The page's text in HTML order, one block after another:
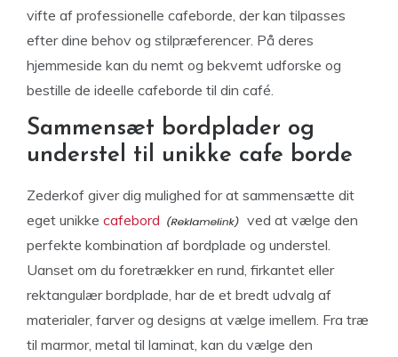
vifte af professionelle cafeborde, der kan tilpasses
efter dine behov og stilpræferencer. På deres
hjemmeside kan du nemt og bekvemt udforske og
bestille de ideelle cafeborde til din café.
Sammensæt bordplader og
understel til unikke cafe borde
Zederkof giver dig mulighed for at sammensætte dit
eget unikke cafebord
ved at vælge den
perfekte kombination af bordplade og understel.
Uanset om du foretrækker en rund, firkantet eller
rektangulær bordplade, har de et bredt udvalg af
materialer, farver og designs at vælge imellem. Fra træ
til marmor, metal til laminat, kan du vælge den